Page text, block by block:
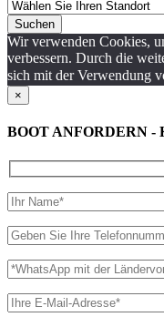
Suchen
Wir verwenden Cookies,
verbessern. Durch die
sich mit der Verwendung
×
BOOT ANFORDERN -